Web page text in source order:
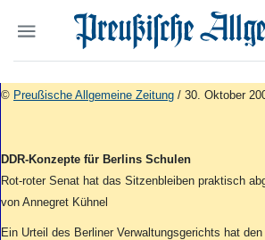
Politik
Panorama
Gesellschaft
Leben
Ostpreußen
Suchen und finden
© Preußische Allgemeine Zeitung / 30. Oktober
DDR-Konzepte für Berlins Schulen
Rot-roter Senat hat das Sitzenbleiben praktisch
von Annegret Kühnel
Ein Urteil des Berliner Verwaltungsgerichts hat